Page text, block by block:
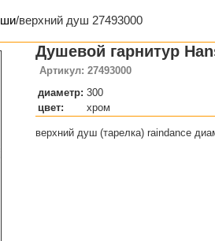
/верхний душ 27493000
Душевой гарнитур
Артикул: 27493000
диаметр: 300
цвет:
хром
верхний душ (тарелка) raindance